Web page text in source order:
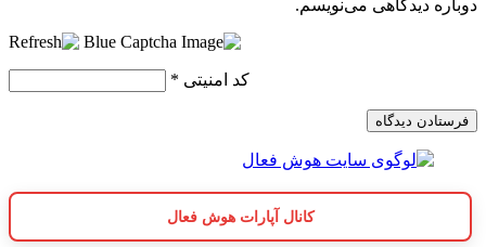
دوباره دیدگاهی می‌نویسم.
کد امنیتی *
کانال آپارات هوش فعال